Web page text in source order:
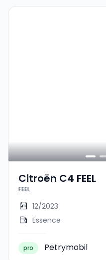
Citroën C4 FEEL
FEEL
12/2023
Essence
pro Petrymobil